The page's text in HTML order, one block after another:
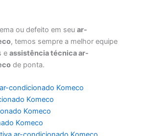
ou defeito em seu ar-
, temos sempre a melhor equipe
e assistência técnica ar-
de ponta.
condicionado Komeco
Komeco
Komeco
Komeco